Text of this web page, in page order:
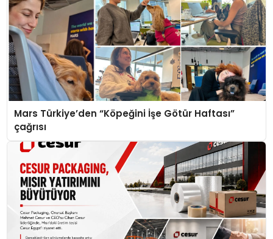
Mars Türkiye’den “Köpeğini İşe Götür Haftası”
çağrısı